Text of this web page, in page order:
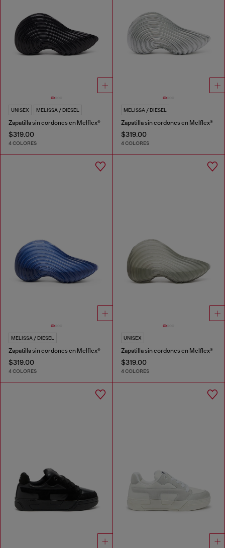
UNISEX MELISSA / DIESEL
Zapatilla sin cordones en Melflex®
$319.00
4 COLORES
MELISSA / DIESEL
Zapatilla sin cordones en Melflex®
$319.00
4 COLORES
MELISSA / DIESEL
Zapatilla sin cordones en Melflex®
$319.00
4 COLORES
UNISEX
Zapatilla sin cordones en Melflex®
$319.00
4 COLORES